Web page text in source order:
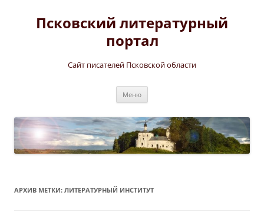
содержимому
Псковский литературный
портал
Сайт писателей Псковской области
Меню
АРХИВ МЕТКИ: ЛИТЕРАТУРНЫЙ ИНСТИТУТ